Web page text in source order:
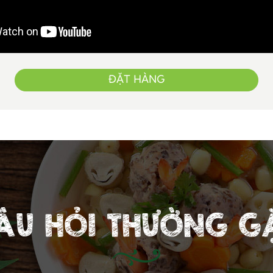
ĐẶT HÀNG
HỎI THƯỜNG